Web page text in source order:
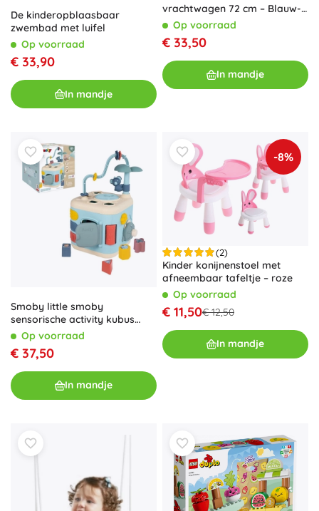
De kinderopblaasbaar
zwembad met luifel
Op voorraad
€ 33,90
In mandje
vrachtwagen 72 cm – Blauw-
roodOp voorraad
€ 33,50
In mandje
Smoby little smoby
sensorische activity kubus
voor kinderen
Op voorraad
€ 37,50
In mandje
-8%
(2)
Kinder konijnenstoel met
afneembaar tafeltje – roze
Op voorraad
€ 11,50€ 12,50
In mandje